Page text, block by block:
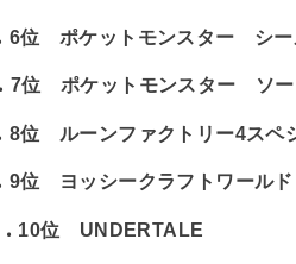
6位 ポケットモンスター シー
7位 ポケットモンスター ソー
8位 ルーンファクトリー4スペ
9位 ヨッシークラフトワールド
10位 UNDERTALE